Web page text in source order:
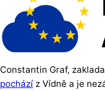
Constantin Graf,
pochází z Vídně a je